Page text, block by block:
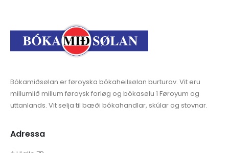
Bókamiðsølan er føroyska bókaheilsølan burturav. Vit eru
millumlið millum føroysk forløg og bókasølu í Føroyum og
uttanlands. Vit selja til bæði bókahandlar, skúlar og stovnar.
Adressa